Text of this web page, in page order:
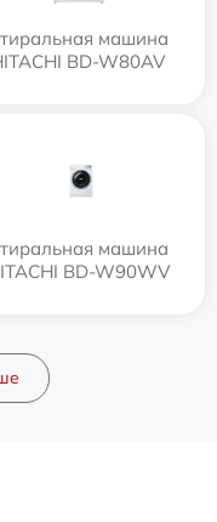
машина
BD-W80AV
машина
BD-W90WV